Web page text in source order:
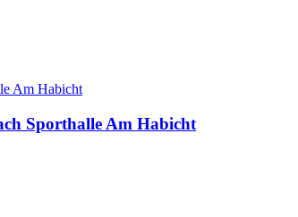
Am Habicht
Sporthalle Am Habicht